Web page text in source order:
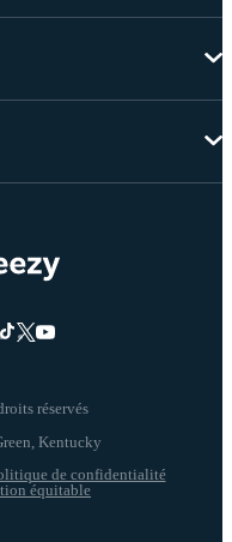
réservés
de confidentialité
équitable